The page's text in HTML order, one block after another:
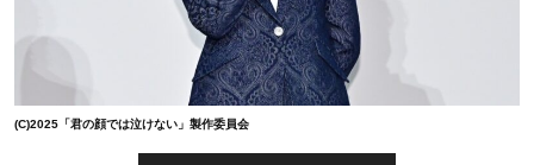
(C)2025「君の顔では泣けない」製作委員会